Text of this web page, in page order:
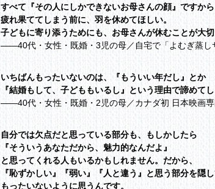
すべて『その人にしかできないお母さんの顔』ですから
疲れ果ててしまう前に、羽を休めてほしい。
子どもに寄り添うためにも、お母さんが休むことが大切
――40代・女性・既婚・3児の母／自宅で「よむぎ蒸し
いちばんもったいないのは、『もういい年だし』とか
『結婚もして、子どももいるし』という理由で諦めてし
――40代・女性・既婚・2児の母／カナダ初 日本映画
自分では欠点だと思っている部分も、もしかしたら
『そういうあなただから、魅力的なんだよ』
と思ってくれる人もいるかもしれません。だから、
『恥ずかしい』『弱い』『人と違う』と思う部分を隠し
もったいないように思うんです。